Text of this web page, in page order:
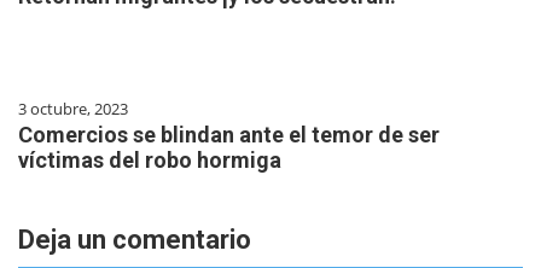
3 octubre, 2023
Comercios se blindan ante el temor de ser
víctimas del robo hormiga
Deja un comentario